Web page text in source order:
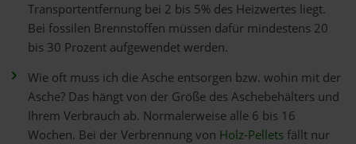
Transportentfernung bei 2 bis 5% des Heizwertes liegt.
Bei fossilen Brennstoffen müssen dafür mindestens 20
bis 30 Prozent aufgewendet werden.
Wie oft muss ich die Asche entsorgen bzw. wohin mit der
Asche? Das hängt von der Größe des Aschebehälters und
Ihrem Verbrauch ab. Normalerweise alle 6 bis 16
Wochen. Bei der Verbrennung von Holz-Pelletsfällt nur